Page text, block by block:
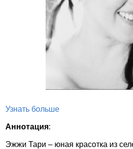
Узнать больше
Аннотация:
Эжжи Тари – юная красотка из